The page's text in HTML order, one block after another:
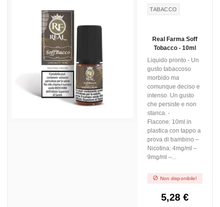
TABACCO
Real Farma Soff
Tobacco - 10ml
Liquido pronto - Un
gusto tabaccoso
morbido ma
comunque deciso e
intenso. Un gusto
che persiste e non
stanca. -
Flacone: 10ml in
plastica con tappo a
prova di bambino –
Nicotina: 4mg/ml –
9mg/ml –...
 Non disponibile!
5,28 €